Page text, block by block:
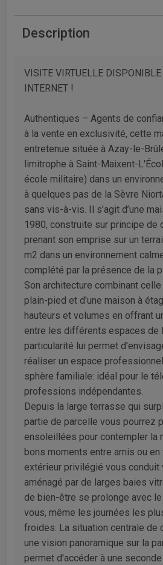
Description
VISITE VIRTUELLE
INTERNET !
Authentiques – Agents de
à la vente en exclusivité, cette
entretenue située à Azay-le-
limitrophe à Saint-Maixent-
école militaire) dans un
à quelques pas de la Sèvre
sans vis-à-vis. Il s’agit d’une
1980, construite sur principe de
prenant son emprise sur un
m2 dans un environnement
complété par la présence de la
Son architecture combinant
plain-pied et d'une maison à
hauteurs et volumes en offrant
entre les différents espaces de
particularité lui permet
réaliser un espace
sphère familiale: idéal pour le
professions indépendantes.
Depuis la large terrasse qui
partie de parcelle vous pourrez
ensoleillées pour contempler la
bons moments entre amis ou
extérieur privilégié vous conduit
aménagé par de larges baies
de bien-être se prolonge avec
vous, même les journées les
froides. La situation centrale de
une vision panoramique sur la
permet d'accéder à une